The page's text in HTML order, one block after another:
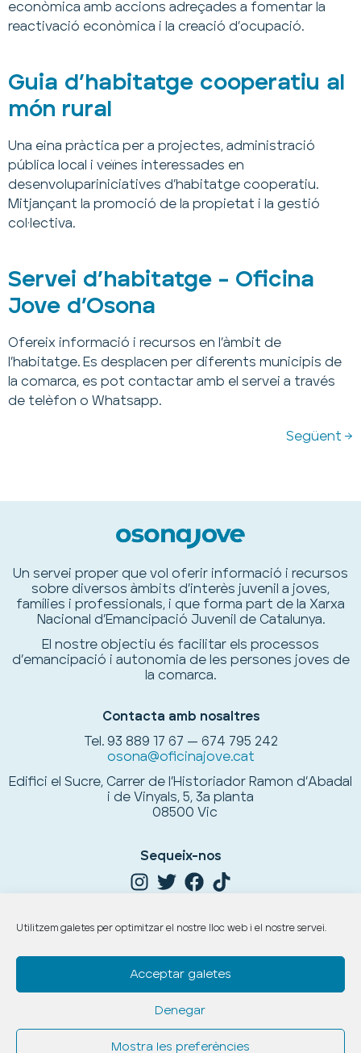
Utilitzem galetes per optimitzar el nostre lloc web i el nostre servei.
Acceptar galetes
Denegar
Mostra les preferències
econòmica amb accions adreçades a fomentar la
reactivació econòmica i la creació d’ocupació.
Guia d’habitatge cooperatiu al
món rural
Una eina pràctica per a projectes, administració
pública local i veïnes interessades en
desenvolupariniciatives d’habitatge cooperatiu.
Mitjançant la promoció de la propietat i la gestió
col·lectiva.
Servei d’habitatge – Oficina
Jove d’Osona
Ofereix informació i recursos en l’àmbit de
l’habitatge. Es desplacen per diferents municipis de
la comarca, es pot contactar amb el servei a través
de telèfon o Whatsapp.
Següent →
Un servei proper que vol oferir informació i recursos
sobre diversos àmbits d’interès juvenil a joves,
famílies i professionals, i que forma part de la Xarxa
Nacional d’Emancipació Juvenil de Catalunya.
El nostre objectiu és facilitar els processos
d’emancipació i autonomia de les persones joves de
la comarca.
Contacta amb nosaltres
Tel. 93 889 17 67 — 674 795 242
osona@oficinajove.cat
Edifici el Sucre, Carrer de l’Historiador Ramon d’Abadal
i de Vinyals, 5, 3a planta
08500 Vic
Sequeix-nos